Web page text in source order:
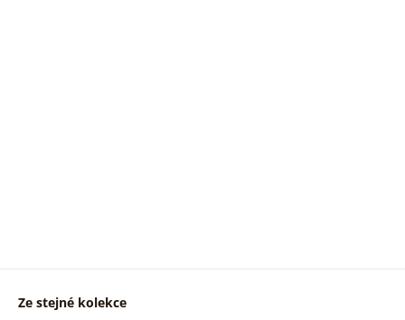
Ze stejné kolekce